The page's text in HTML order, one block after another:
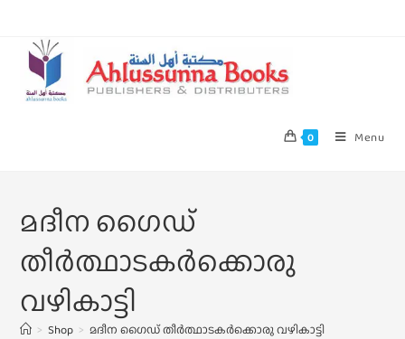
0 Menu
മദീന ഗൈഡ്
തീർത്ഥാടകർക്കൊരു
വഴികാട്ടി
> Shop > മദീന ഗൈഡ് തീർത്ഥാടകർക്കൊരു വഴികാട്ടി